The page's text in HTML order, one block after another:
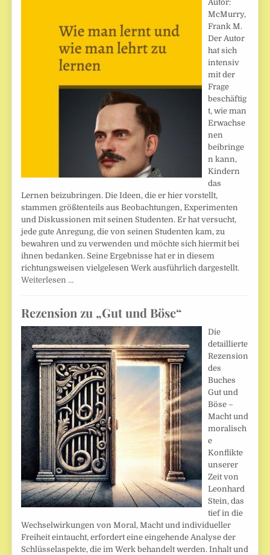
Autor:
McMurry,
Frank M.
Der Autor
hat sich
intensiv
mit der
Frage
beschäftig
t, wie man
Erwachse
nen
beibringe
n kann,
Kindern
das
Lernen beizubringen. Die Ideen, die er hier vorstellt,
stammen größtenteils aus Beobachtungen, Experimenten
und Diskussionen mit seinen Studenten. Er hat versucht,
jede gute Anregung, die von seinen Studenten kam, zu
bewahren und zu verwenden und möchte sich hiermit bei
ihnen bedanken. Seine Ergebnisse hat er in diesem
richtungsweisen vielgelesen Werk ausführlich dargestellt.
Weiterlesen …
Rezension zu „Gut und Böse“
Die
detaillierte
Rezension
des
Buches
Gut und
Böse –
Macht und
moralisch
e
Konflikte
unserer
Zeit von
Leonhard
Stein, das
tief in die
Wechselwirkungen von Moral, Macht und individueller
Freiheit eintaucht, erfordert eine eingehende Analyse der
Schlüsselaspekte, die im Werk behandelt werden. Inhalt und